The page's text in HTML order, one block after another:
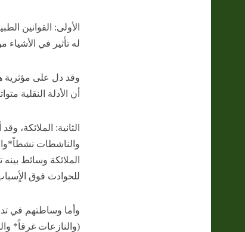
الأولى: القوانين
له تأثير في الأشياء
وقد دل على مؤثرية
أن الأدلة النقلية
الثانية: الملائكة،
الملائكة وسائط
للحوادث فوق
وأما وساطتهم في
(والنازعات غرقاً*